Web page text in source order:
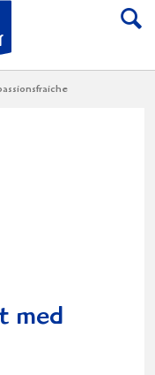
Till Norrmejerier
med